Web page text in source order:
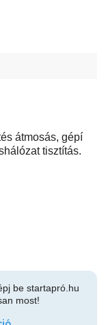
átmosás, gépí
tisztítás.
be startapró.hu
most!